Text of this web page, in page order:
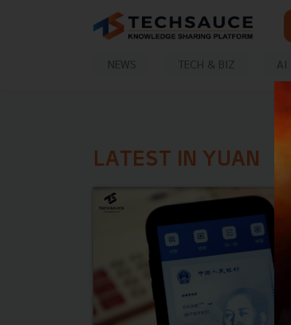
NEWS TECH & BIZ AI
LATEST IN YUAN